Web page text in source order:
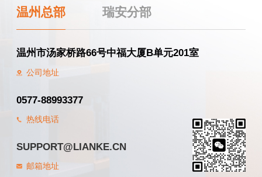
温州总部 瑞安分部
温州市汤家桥路66号中福大厦B单元201室
公司地址
0577-88993377
热线电话
SUPPORT@LIANKE.CN
邮箱地址